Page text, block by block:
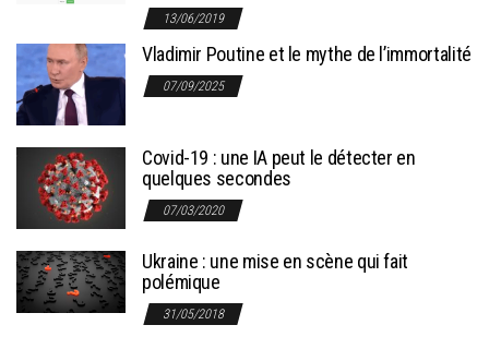
13/06/2019
Vladimir Poutine et le mythe de l’immortalité
07/09/2025
Covid-19 : une IA peut le détecter en
quelques secondes
07/03/2020
Ukraine : une mise en scène qui fait
polémique
31/05/2018